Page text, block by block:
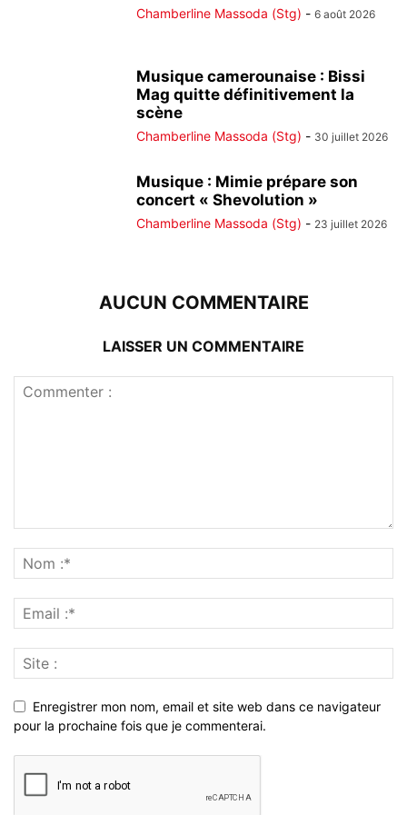
Chamberline Massoda (Stg) - 6 août 2026
Musique camerounaise : Bissi
Mag quitte définitivement la
scène
Chamberline Massoda (Stg) - 30 juillet 2026
Musique : Mimie prépare son
concert « Shevolution »
Chamberline Massoda (Stg) - 23 juillet 2026
AUCUN COMMENTAIRE
LAISSER UN COMMENTAIRE
Enregistrer mon nom, email et site web dans ce navigateur
pour la prochaine fois que je commenterai.